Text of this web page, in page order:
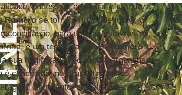
pudessem assimilar a grandeza
Romerose torne o mártir de todos, o
para usar as palavras do
é um tempo favorável.Romero
sua hagiografia. No sul, na Argentina,
é concedida; no Brasil, um pouco
Entretanto, chegará a receber.